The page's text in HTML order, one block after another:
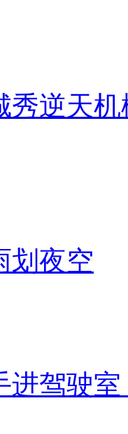
秀逆天机
划夜空
进驾驶